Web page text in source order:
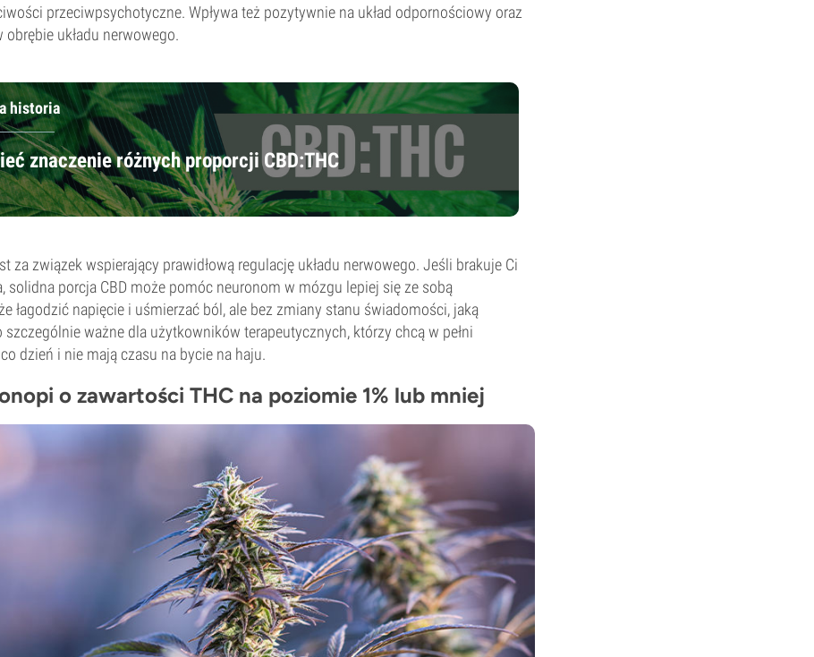
przeciwpsychotyczne. Wpływa też pozytywnie na układ odpornościowy oraz
układu nerwowego.
historia
znaczenie różnych proporcji CBD:THC
za związek wspierający prawidłową regulację układu nerwowego. Jeśli brakuje Ci
solidna porcja CBD może pomóc neuronom w mózgu lepiej się ze sobą
łagodzić napięcie i uśmierzać ból, ale bez zmiany stanu świadomości, jaką
szczególnie ważne dla użytkowników terapeutycznych, którzy chcą w pełni
dzień i nie mają czasu na bycie na haju.
o zawartości THC na poziomie 1% lub mniej